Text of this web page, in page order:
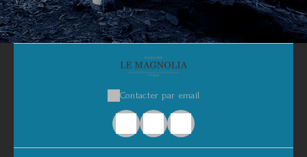
Contacter par email